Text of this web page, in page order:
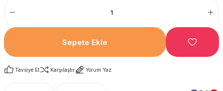
Sepete Ekle
Tavsiye Et Karşılaştır Yorum Yaz